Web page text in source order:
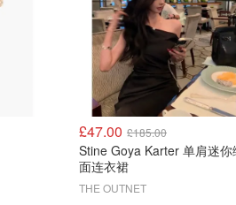
£47.00 £185.00
Stine Goya Karter 单肩迷你
面连衣裙
THE OUTNET